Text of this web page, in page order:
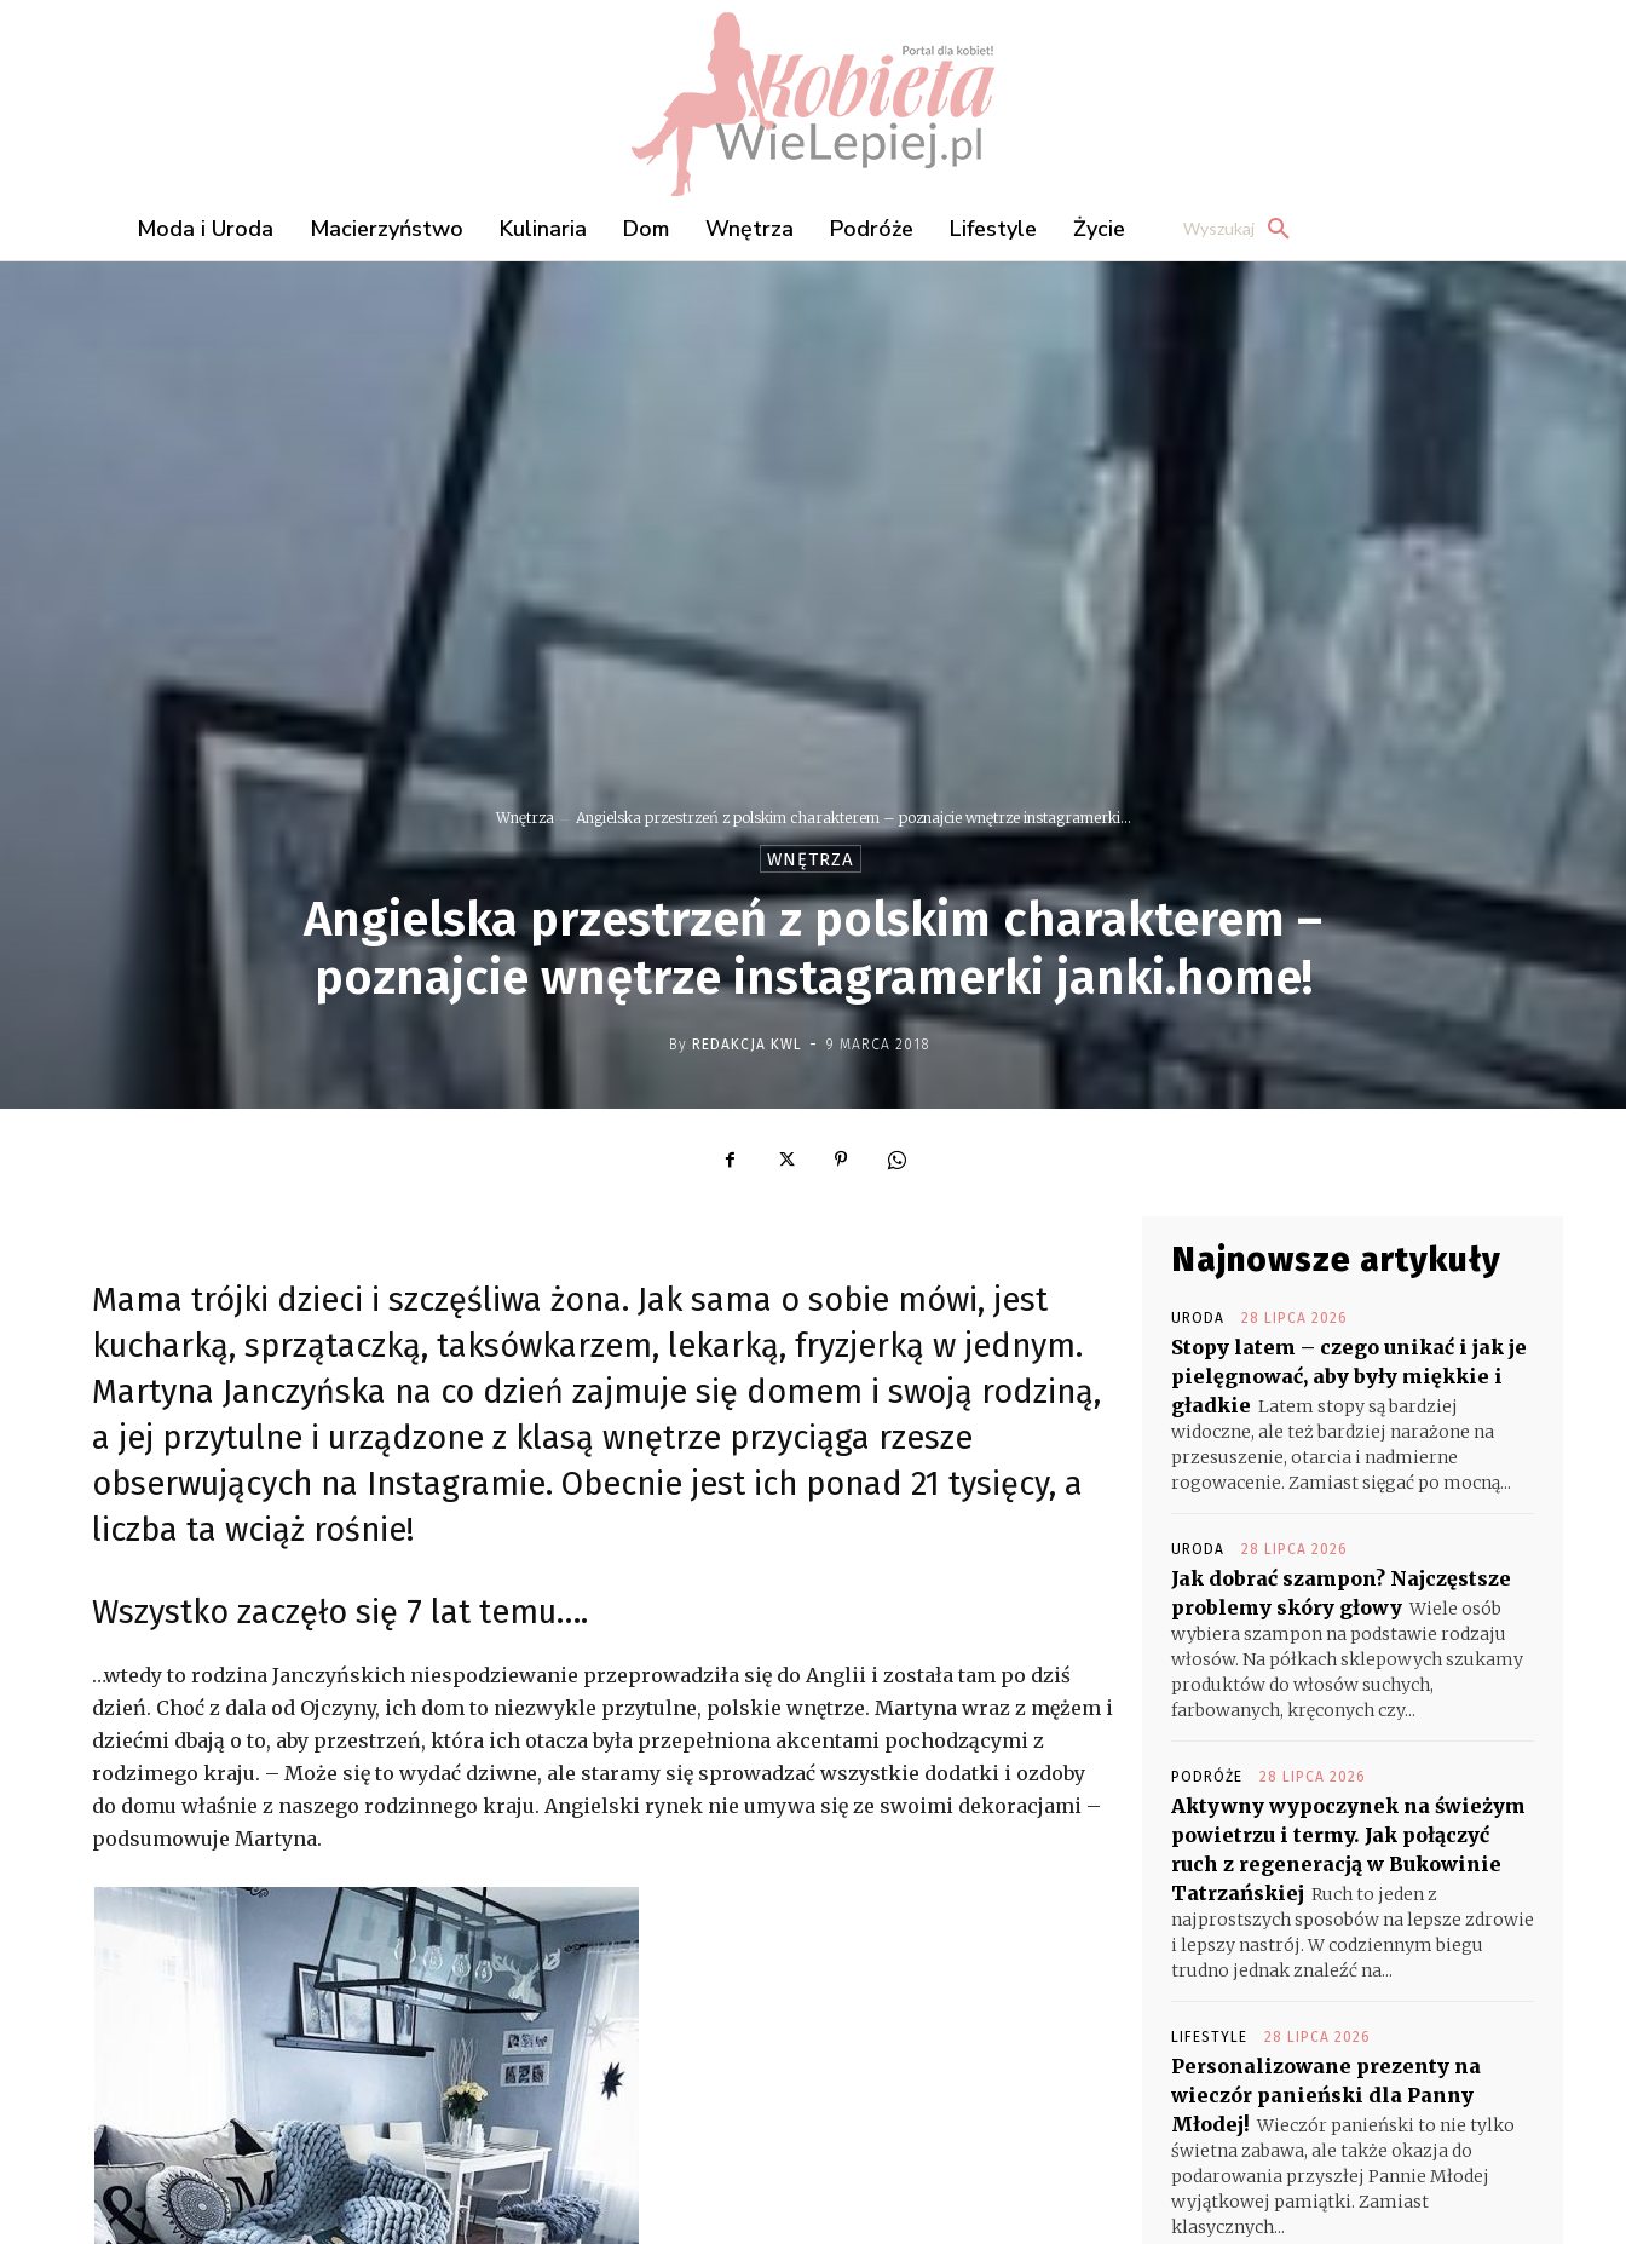
Moda i Uroda Macierzyństwo Kulinaria Dom Wnętrza Podróże Lifestyle Życie Wyszukaj
Wnętrza Angielska przestrzeń z polskim charakterem – poznajcie wnętrze instagramerki...
WNĘTRZA
Angielska przestrzeń z polskim charakterem –
poznajcie wnętrze instagramerki janki.home!
By REDAKCJA KWL - 9 MARCA 2018
Mama trójki dzieci i szczęśliwa żona. Jak sama o sobie mówi, jest
kucharką, sprzątaczką, taksówkarzem, lekarką, fryzjerką w jednym.
Martyna Janczyńska na co dzień zajmuje się domem i swoją rodziną,
a jej przytulne i urządzone z klasą wnętrze przyciąga rzesze
obserwujących na Instagramie. Obecnie jest ich ponad 21 tysięcy, a
liczba ta wciąż rośnie!
Wszystko zaczęło się 7 lat temu….
…wtedy to rodzina Janczyńskich niespodziewanie przeprowadziła się do Anglii i została tam po dziś
dzień. Choć z dala od Ojczyny, ich dom to niezwykle przytulne, polskie wnętrze. Martyna wraz z mężem i
dziećmi dbają o to, aby przestrzeń, która ich otacza była przepełniona akcentami pochodzącymi z
rodzimego kraju. – Może się to wydać dziwne, ale staramy się sprowadzać wszystkie dodatki i ozdoby
do domu właśnie z naszego rodzinnego kraju. Angielski rynek nie umywa się ze swoimi dekoracjami –
podsumowuje Martyna.
Najnowsze artykuły
URODA 28 LIPCA 2026
Stopy latem – czego unikać i jak je
pielęgnować, aby były miękkie i
gładkie Latem stopy są bardziej
widoczne, ale też bardziej narażone na
przesuszenie, otarcia i nadmierne
rogowacenie. Zamiast sięgać po mocną...
URODA 28 LIPCA 2026
Jak dobrać szampon? Najczęstsze
problemy skóry głowy Wiele osób
wybiera szampon na podstawie rodzaju
włosów. Na półkach sklepowych szukamy
produktów do włosów suchych,
farbowanych, kręconych czy...
PODRÓŻE 28 LIPCA 2026
Aktywny wypoczynek na świeżym
powietrzu i termy. Jak połączyć
ruch z regeneracją w Bukowinie
Tatrzańskiej Ruch to jeden z
najprostszych sposobów na lepsze zdrowie
i lepszy nastrój. W codziennym biegu
trudno jednak znaleźć na...
LIFESTYLE 28 LIPCA 2026
Personalizowane prezenty na
wieczór panieński dla Panny
Młodej! Wieczór panieński to nie tylko
świetna zabawa, ale także okazja do
podarowania przyszłej Pannie Młodej
wyjątkowej pamiątki. Zamiast
klasycznych...